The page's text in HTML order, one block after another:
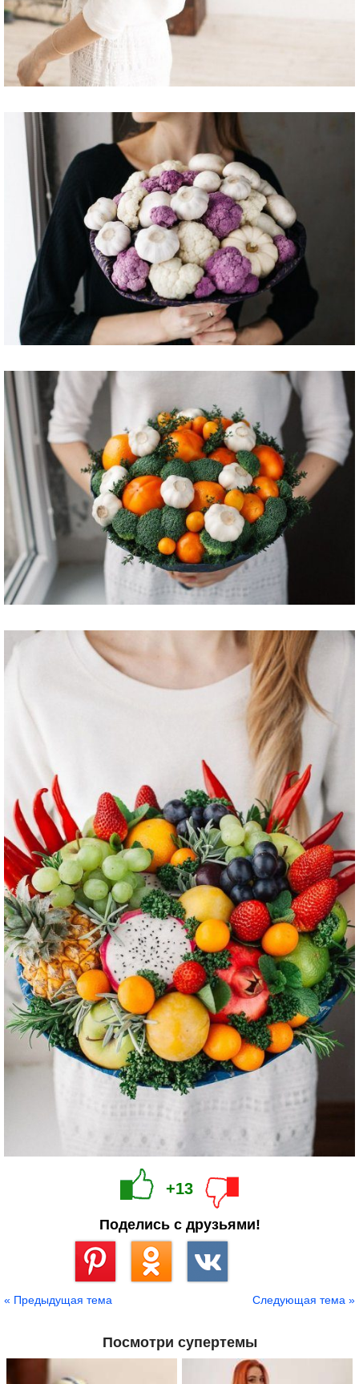
+13
Поделись с друзьями!
« Предыдущая тема Следующая тема »
Посмотри супертемы